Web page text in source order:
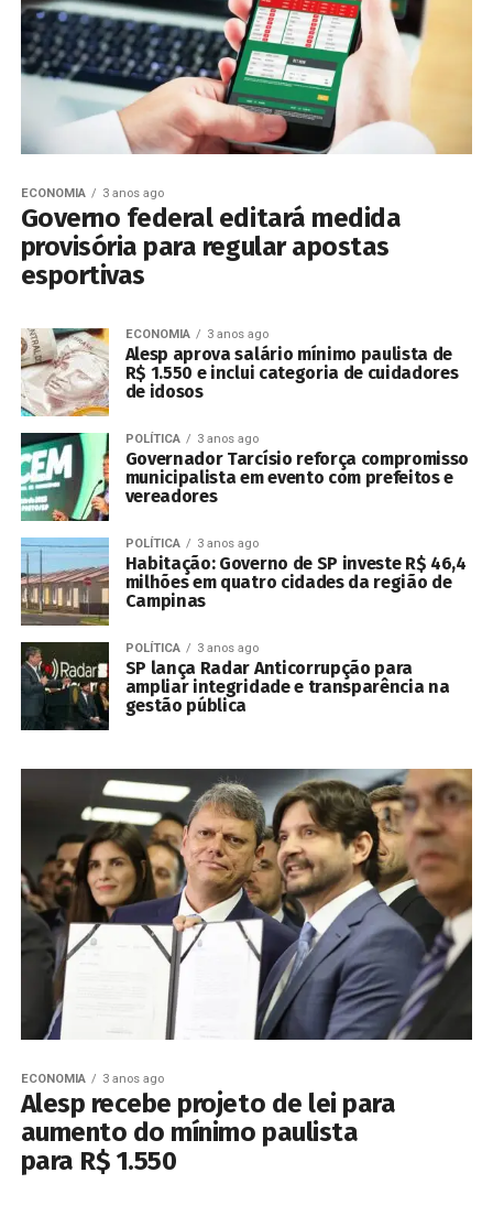
ECONOMIA 3 anos ago
Governo federal editará medida
provisória para regular apostas
esportivas
ECONOMIA 3 anos ago
Alesp aprova salário mínimo paulista de
R$ 1.550 e inclui categoria de cuidadores
de idosos
POLÍTICA 3 anos ago
Governador Tarcísio reforça compromisso
municipalista em evento com prefeitos e
vereadores
POLÍTICA 3 anos ago
Habitação: Governo de SP investe R$ 46,4
milhões em quatro cidades da região de
Campinas
POLÍTICA 3 anos ago
SP lança Radar Anticorrupção para
ampliar integridade e transparência na
gestão pública
ECONOMIA 3 anos ago
Alesp recebe projeto de lei para
aumento do mínimo paulista
para R$ 1.550